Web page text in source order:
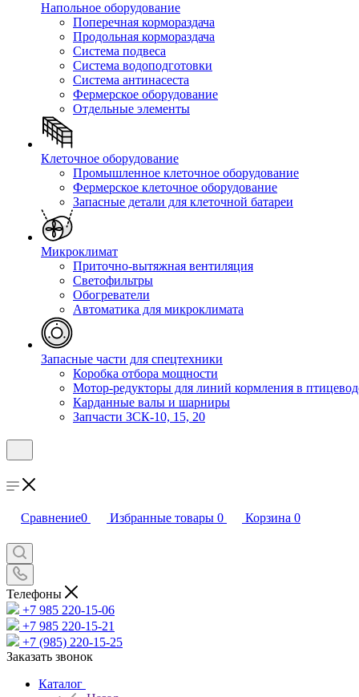
Напольное оборудование
Поперечная кормораздача
Продольная кормораздача
Система подвеса
Система водоподготовки
Система антинасеста
Фермерское оборудование
Отдельные элементы
Клеточное оборудование
Промышленное клеточное оборудование
Фермерское клеточное оборудование
Запасные детали для клеточной батареи
Микроклимат
Приточно-вытяжная вентиляция
Светофильтры
Обогреватели
Автоматика для микроклимата
Запасные части для спецтехники
Коробка отбора мощности
Мотор-редукторы для линий кормления в
Карданные валы и шарниры
Запчасти ЗСК-10, 15, 20
Сравнение0 Избранные товары 0 Корзина 0
Телефоны
+7 985 220-15-06
+7 985 220-15-21
+7 (985) 220-15-25
Заказать звонок
Каталог